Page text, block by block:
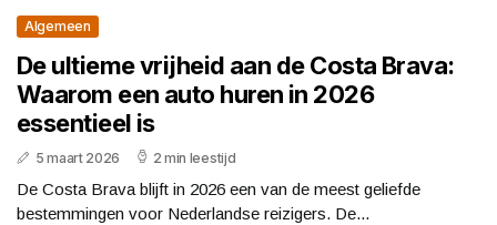
Algemeen
De ultieme vrijheid aan de Costa Brava:
Waarom een auto huren in 2026
essentieel is
5 maart 2026 2 min leestijd
De Costa Brava blijft in 2026 een van de meest geliefde
bestemmingen voor Nederlandse reizigers. De...